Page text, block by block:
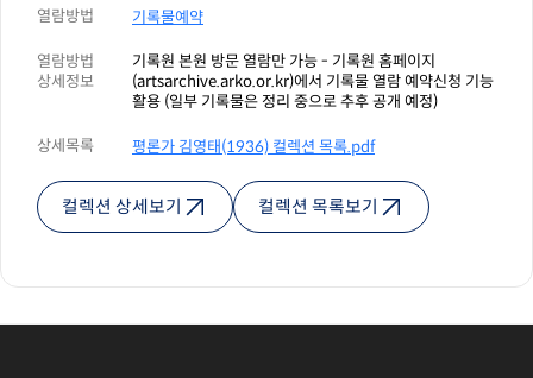
열람방법 기록물예약
열람방법
상세정보
기록원 본원 방문 열람만 가능 - 기록원 홈페이지
(artsarchive.arko.or.kr)에서 기록물 열람 예약신청 기능
활용 (일부 기록물은 정리 중으로 추후 공개 예정)
상세목록 평론가 김영태(1936) 컬렉션 목록.pdf
컬렉션 상세보기 컬렉션 목록보기